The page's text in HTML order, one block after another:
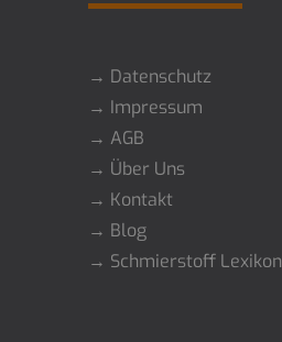
Datenschutz
Impressum
AGB
Über Uns
Kontakt
Blog
Schmierstoff Lexikon